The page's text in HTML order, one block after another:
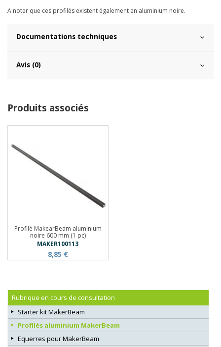
A noter que ces profilés existent également en aluminium noire.
Documentations techniques
Avis (0)
Produits associés
Profilé MakearBeam aluminium
noire 600 mm (1 pc)
MAKER100113
8,85 €
Rubrique en cours de consultation
Starter kit MakerBeam
Profilés aluminium MakerBeam
Equerres pour MakerBeam